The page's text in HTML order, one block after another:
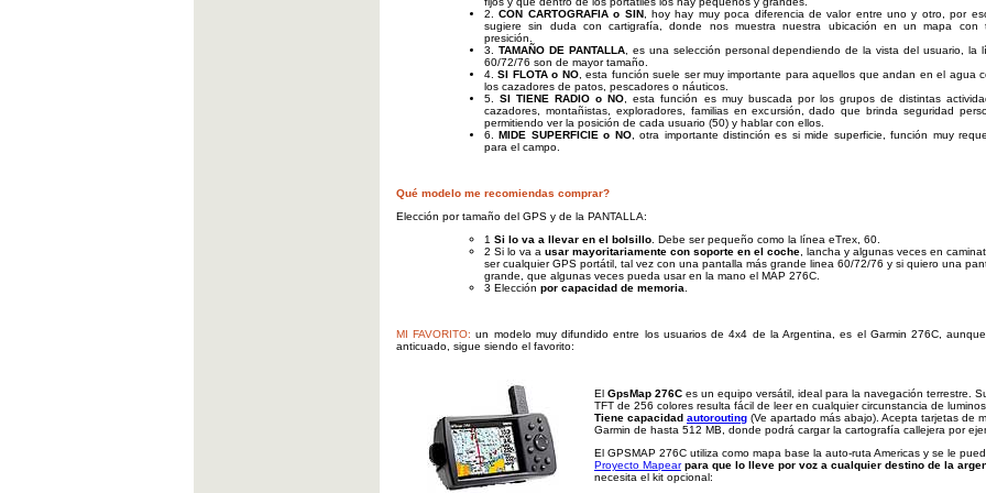
2.CON CARTOGRAFIA o SIN, hoy hay muy poca diferencia de valor entre uno y otro, por
sugiere sin duda con cartigrafía, donde nos muestra nuestra ubicación en un mapa con
presición.
3. TAMAÑO DE PANTALLA, es una selección personal dependiendo de la vista del usuario, la
60/72/76 son de mayor tamaño.
4.SI FLOTA o NO, esta función suele ser muy importante para aquellos que andan en el agua
los cazadores de patos, pescadores o náuticos.
5.SI TIENE RADIO o NO , esta función es muy buscada por los grupos de distintas
cazadores, montañistas, exploradores, familias en excursión, dado que brinda seguridad
permitiendo ver la posición de cada usuario (50) y hablar con ellos.
6.MIDE SUPERFICIE o NO, otra importante distinción es si mide superficie, función muy
para el campo.
Qué modelo me recomiendas comprar?
Elección por tamaño del GPS y de la PANTALLA:
1 Si lo va a llevar en el bolsillo . Debe ser pequeño como la línea eTrex, 60.
2 Si lo va a usar mayoritariamente con soporte en el coche , lancha y algunas veces en
ser cualquier GPS portátil, tal vez con una pantalla más grande linea 60/72/76 y si quiero una
grande, que algunas veces pueda usar en la mano el MAP 276C.
3 Elección por capacidad de memoria
MI FAVORITO: un modelo muy difundido entre los usuarios de 4x4 de la Argentina, es el Garmin 276C,
anticuado, sigue siendo el favorito:
El GpsMap 276C es un equipo versátil, ideal para la navegación terrestre.
TFT de 256 colores resulta fácil de leer en cualquier circunstancia de
Tiene capacidad autorouting (Ve apartado más abajo). Acepta tarjetas de
Garmin de hasta 512 MB, donde podrá cargar la cartografía callejera por
El GPSMAP 276C utiliza como mapa base la auto-ruta Americas y se le
Proyecto Mapear para que lo lleve por voz a cualquier destino de la
necesita el kit opcional: